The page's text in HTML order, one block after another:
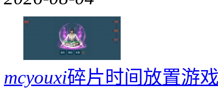
mcyouxi碎片时间放置游